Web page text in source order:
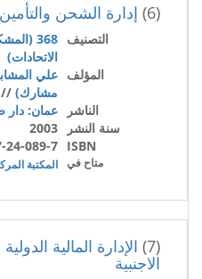
(6) إدارة الشحن والتأمين
التصنيف
368
الاتحادات)
المؤلف علي
مشارك) //
الناشر
عمان: دار
سنة النشر
2003
ISBN
24-089-7
متاح في المكتبة
(7) الإدارة المالية
الاجنبية